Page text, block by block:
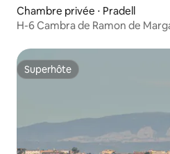
Chambre privée ⋅ Pradell
H-6 Cambra de Ramon de
Superhôte
Superhôte